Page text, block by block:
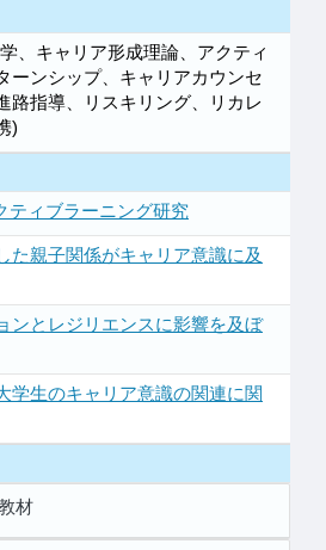
、キャリア形成理論、アクティ
ーンシップ、キャリアカウンセ
路指導、リスキリング、リカレ
)
ティブラーニング研究
た親子関係がキャリア意識に及
ンとレジリエンスに影響を及ぼ
学生のキャリア意識の関連に関
材